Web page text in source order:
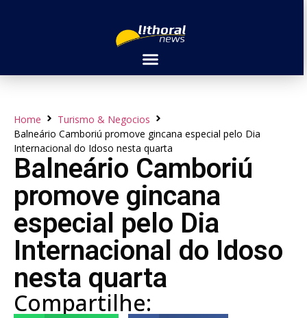
Home
Turismo & Negocios
Balneário Camboriú promove gincana especial pelo Dia
Internacional do Idoso nesta quarta
Balneário Camboriú
promove gincana
especial pelo Dia
Internacional do Idoso
nesta quarta
Compartilhe: